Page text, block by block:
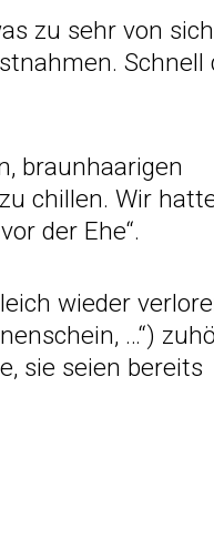
zu sehr von
Schnell
braunhaarigen
chillen. Wir
der Ehe“.
wieder
…“)
sie seien bereits